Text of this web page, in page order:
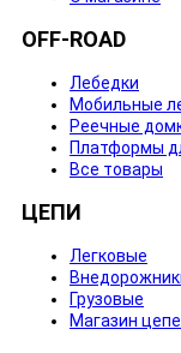
OFF-ROAD
Лебедки
Мобильные
Реечные
Платформы
Все товары
ЦЕПИ
Легковые
Грузовые
Магазин